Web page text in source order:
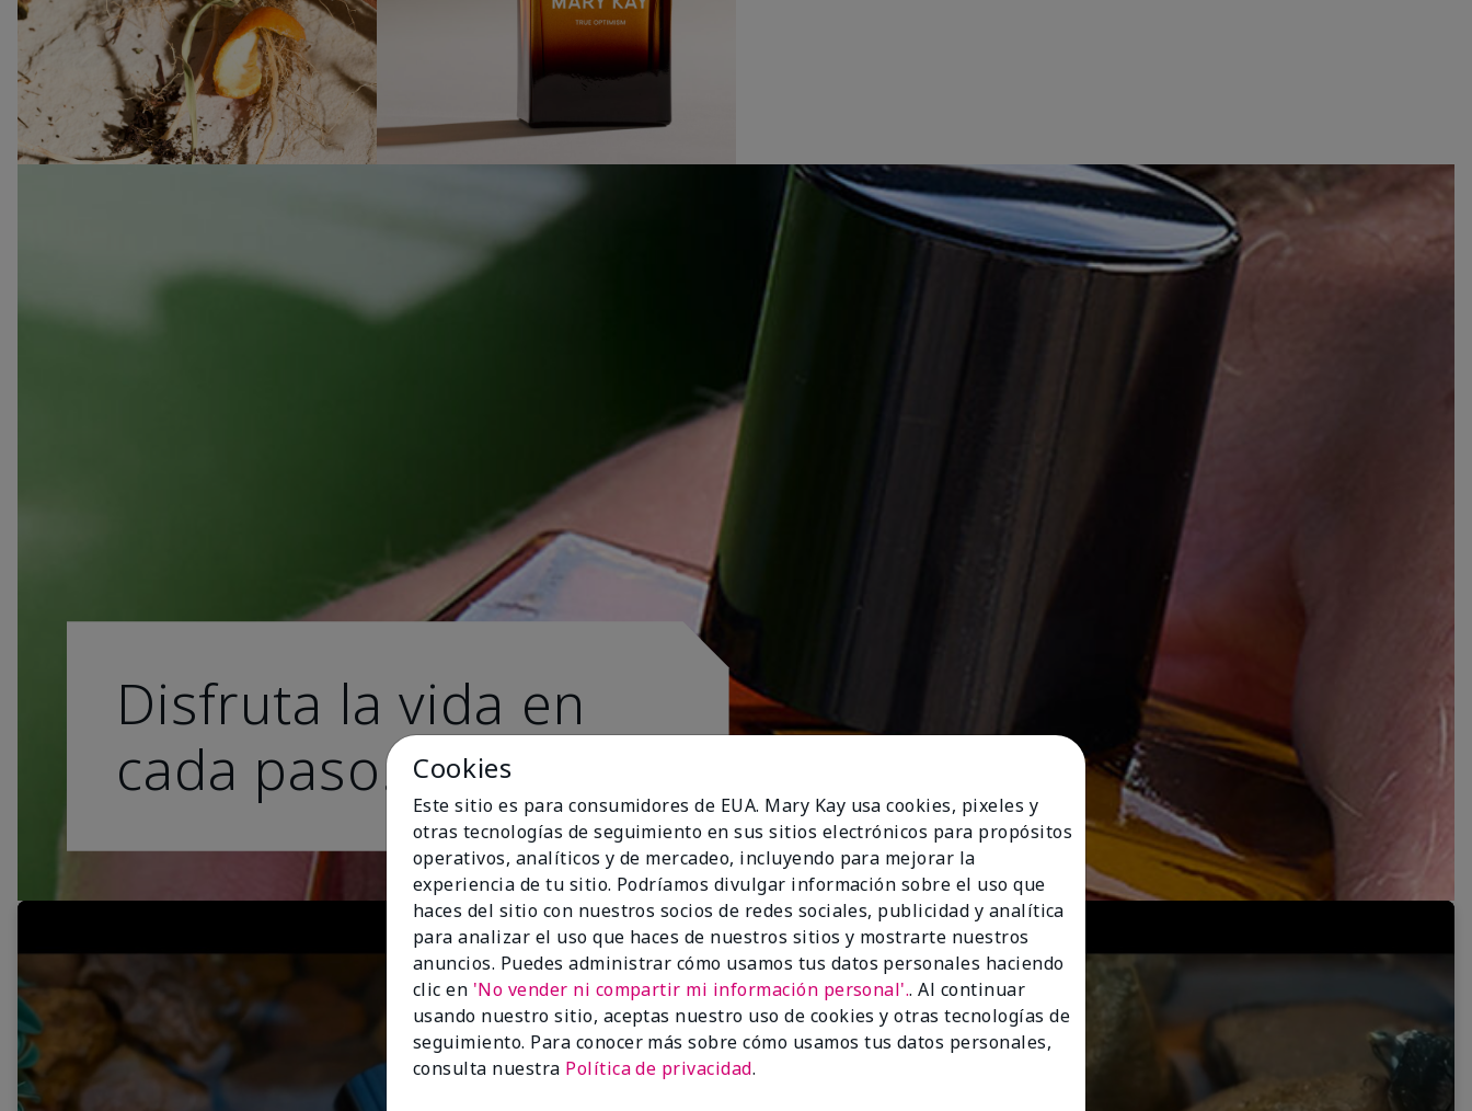
Disfruta la vida en
cada paso. Cookies
Este sitio es para consumidores de EUA. Mary Kay usa cookies, pixeles y
otras tecnologías de seguimiento en sus sitios electrónicos para propósitos
operativos, analíticos y de mercadeo, incluyendo para mejorar la
experiencia de tu sitio. Podríamos divulgar información sobre el uso que
haces del sitio con nuestros socios de redes sociales, publicidad y analítica
para analizar el uso que haces de nuestros sitios y mostrarte nuestros
anuncios. Puedes administrar cómo usamos tus datos personales haciendo
clic en 'No vender ni compartir mi información personal'.. Al continuar
usando nuestro sitio, aceptas nuestro uso de cookies y otras tecnologías de
seguimiento. Para conocer más sobre cómo usamos tus datos personales,
consulta nuestra Política de privacidad.